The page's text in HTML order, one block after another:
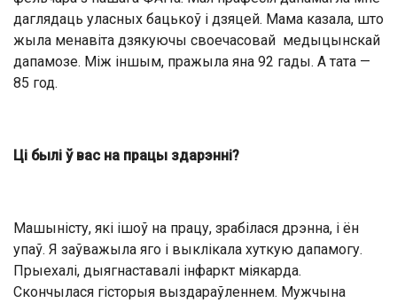
даглядаць уласных бацькоў і дзяцей. Мама казала, што
жыла менавіта дзякуючы своечасовай медыцынскай
дапамозе. Між іншым, пражыла яна 92 гады. А тата —
85 год.
Ці былі ў вас на працы здарэнні?
Машыністу, які ішоў на працу, зрабілася дрэнна, і ён
упаў. Я заўважыла яго і выклікала хуткую дапамогу.
Прыехалі, дыягнаставалі інфаркт міякарда.
Скончылася гісторыя выздараўленнем. Мужчына